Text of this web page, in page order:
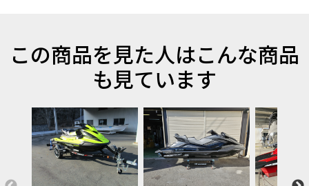
この商品を見た人はこんな商品
も見ています